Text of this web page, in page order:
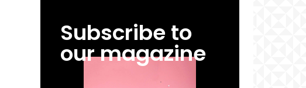
Subscribe to
our magazine